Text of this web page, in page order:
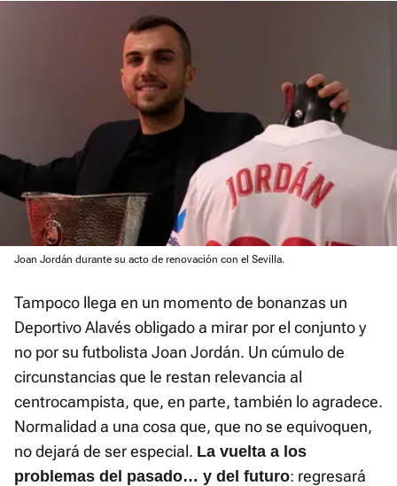
Joan Jordán durante su acto de renovación con el Sevilla.
Tampoco llega en un momento de bonanzas un
Deportivo Alavés obligado a mirar por el conjunto y
no por su futbolista Joan Jordán. Un cúmulo de
circunstancias que le restan relevancia al
centrocampista, que, en parte, también lo agradece.
Normalidad a una cosa que, que no se equivoquen,
no dejará de ser especial. La vuelta a los
problemas del pasado… y del futuro: regresará